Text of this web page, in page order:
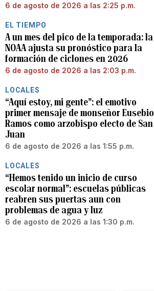
6 de agosto de 2026 a las 2:25 p.m.
EL TIEMPO
A un mes del pico de la temporada: la
NOAA ajusta su pronóstico para la
formación de ciclones en 2026
6 de agosto de 2026 a las 2:03 p.m.
LOCALES
“Aquí estoy, mi gente”: el emotivo
primer mensaje de monseñor Eusebio
Ramos como arzobispo electo de San
Juan
6 de agosto de 2026 a las 1:55 p.m.
LOCALES
“Hemos tenido un inicio de curso
escolar normal”: escuelas públicas
reabren sus puertas aun con
problemas de agua y luz
6 de agosto de 2026 a las 1:30 p.m.